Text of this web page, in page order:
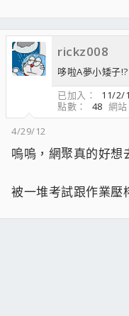
rickz008
哆啦A夢小矮子!?
已加入
11/2/
點數
48 網站
4/29/12
嗚嗚，網聚真的好想
被一堆考試跟作業壓